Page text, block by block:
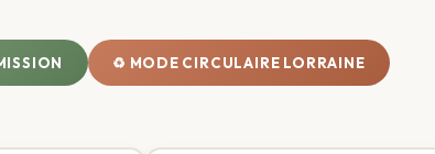
♻️ MODE CIRCULAIRE LORRAINE